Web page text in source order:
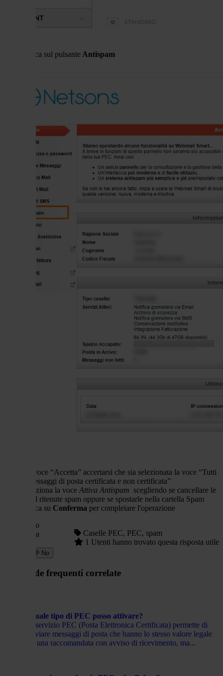
clicca sul pulsante Antispam
all voce “Accetta” accertarsi che sia selezionata la voce “Tutti
i messaggi di posta certificata e non certificata”
seleziona la voce Attiva Antispam scegliendo se cancellare le
mail ritenute spam oppure se spostarle nella cartella Spam
clicca su Conferma per completare l'operazione
Caselle PEC, PEC, spam
1 Utenti hanno trovato questa risposta utile
Hai trovato
utile questa
No
Domande frequenti correlate
Quale tipo di PEC posso attivare?
Il servizio PEC (Posta Elettronica Certificata) permette di
inviare messaggi di posta che hanno lo stesso valore legale
di una raccomandata con avviso di ricevimento, ma...